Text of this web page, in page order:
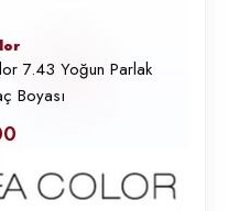
7.43 Yoğun Parlak
Boyası